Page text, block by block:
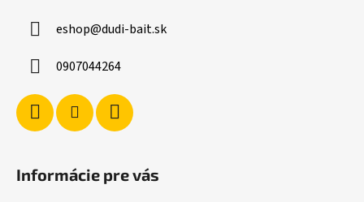
eshop@dudi-bait.sk
0907044264
Informácie pre vás